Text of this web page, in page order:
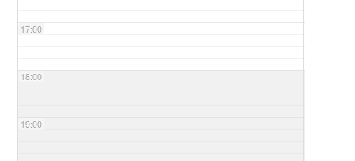
17:00
18:00
19:00